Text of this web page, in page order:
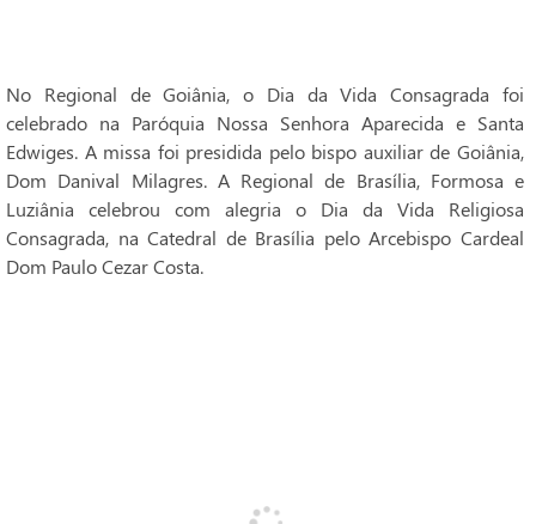
No Regional de Goiânia, o Dia da Vida Consagrada foi
celebrado na Paróquia Nossa Senhora Aparecida e Santa
Edwiges. A missa foi presidida pelo bispo auxiliar de Goiânia,
Dom Danival Milagres. A Regional de Brasília, Formosa e
Luziânia celebrou com alegria o Dia da Vida Religiosa
Consagrada, na Catedral de Brasília pelo Arcebispo Cardeal
Dom Paulo Cezar Costa.